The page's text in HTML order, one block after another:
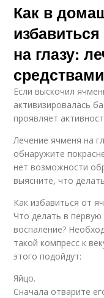
Как в
на глазу:
средствами
Если выскочил
активизировалась
проявляет
Лечение ячменя на
обнаружите
нет возможности
выясните, что
Как избавиться от
Что делать в
воспаление?
такой компресс к
этого подойдут:
Яйцо.
Сначала отварите